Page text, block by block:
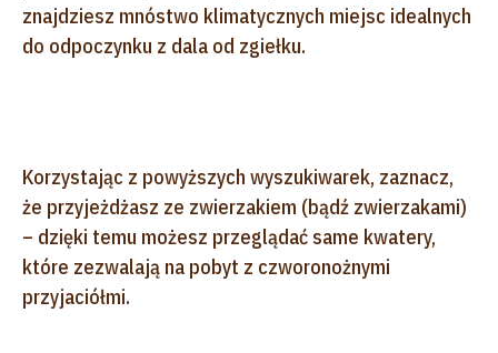
znajdziesz mnóstwo klimatycznych miejsc idealnych
do odpoczynku z dala od zgiełku.
Korzystając z powyższych wyszukiwarek, zaznacz,
że przyjeżdżasz ze zwierzakiem (bądź zwierzakami)
– dzięki temu możesz przeglądać same kwatery,
które zezwalają na pobyt z czworonożnymi
przyjaciółmi.